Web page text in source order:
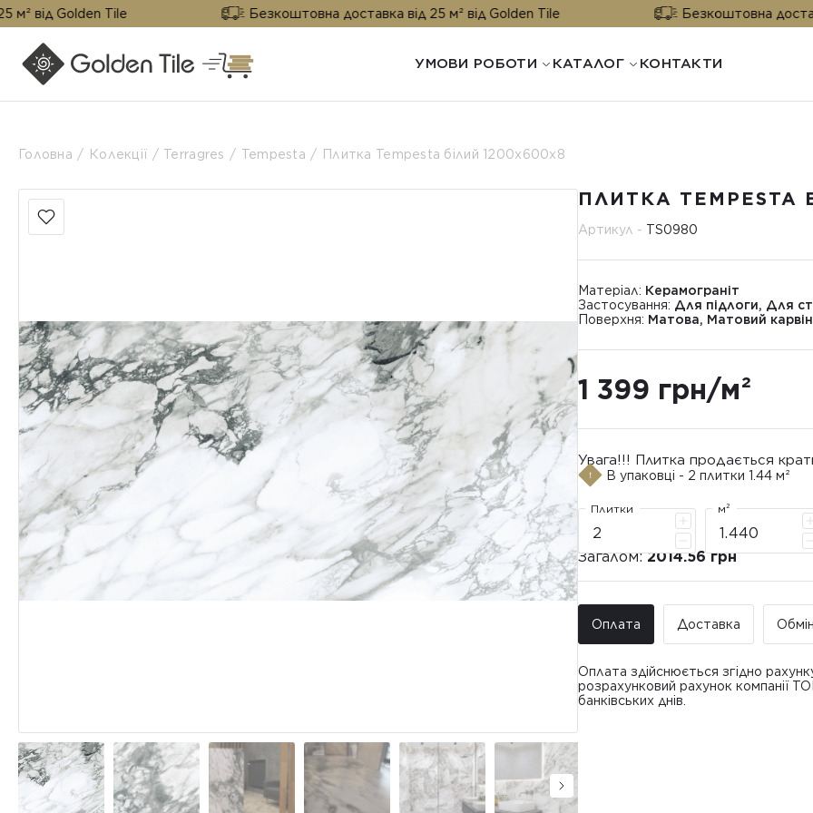
Tile Безкоштовна доставка від 25 м² від Golden Tile Безкоштовна доставка від
УМОВИ РОБОТИ КАТАЛОГ КОНТАКТИ
Головна Колекції Terragres Tempesta Плитка Tempesta білий 1200х600х8
ПЛИТКА TEMPESTA
Артикул - TS0980
Матеріал: Керамограніт
Застосування: Для підлоги, Для
Поверхня: Матова, Матовий
1 399 грн/м²
Увага!!! Плитка продається
В упаковці - 2 плитки 1.44 м²
Плитки м²
Загалом:2014.56 грн
Оплата Доставка Обмін
Оплата здійснюється згідно
розрахунковий рахунок компанії
банківських днів.